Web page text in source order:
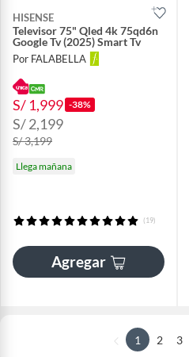
HISENSE
Televisor 75" Qled 4k 75qd6n
Google Tv (2025) Smart Tv
Por FALABELLA
S/ 1,999 -38%
S/ 2,199
S/ 3,199
Llega mañana
(19)
Agregar
1 2 3